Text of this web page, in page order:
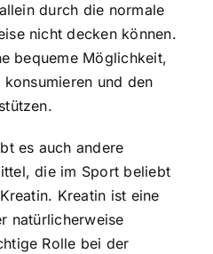
durch die normale
nicht decken können.
bequeme Möglichkeit,
und den
es auch andere
die im Sport beliebt
Kreatin ist eine
natürlicherweise
Rolle bei der